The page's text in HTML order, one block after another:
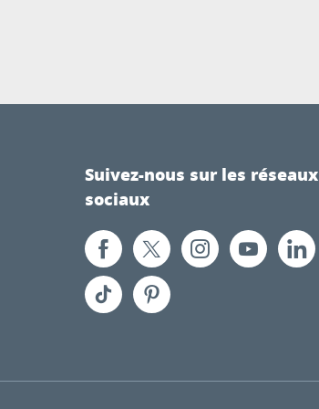
Suivez-nous sur les réseaux
sociaux